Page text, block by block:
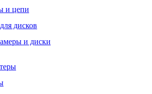
и цепи
дисков
и диски